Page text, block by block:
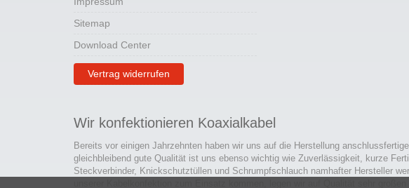
Sitemap
Download Center
Vertrag widerrufen
Wir konfektionieren Koaxialkabel
Bereits vor einigen Jahrzehnten haben wir uns auf die Herstellung
gleichbleibend gute Qualität ist uns ebenso wichtig wie Zuverlässigkeit, kurze
Steckverbinder, Knickschutztüllen und Schrumpfschlauch namhafter Hersteller